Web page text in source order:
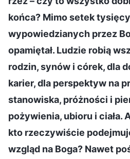
końca? Mimo setek tysięcy
wypowiedzianych przez
opamiętał. Ludzie robią
rodzin, synów i córek, dla
karier, dla perspektyw na
stanowiska, próżności i
pożywienia, ubioru i ciała.
kto rzeczywiście
wzgląd na Boga? Nawet